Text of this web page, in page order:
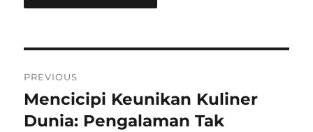
pos
PREVIOUS
Previous
post:
Mencicipi Keunikan Kuliner
Dunia: Pengalaman Tak